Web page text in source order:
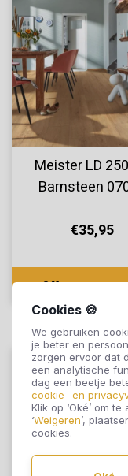
Cookies 🍪
We gebruiken
je beter en
zorgen ervoor dat
een analytische
dag een beetje
cookie- en
Klik op ‘Oké’ om
‘Weigeren’,
cookies.
Meister LD
Barnsteen
€35,95
Offerte